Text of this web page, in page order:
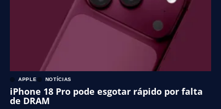
APPLE NOTÍCIAS
iPhone 18 Pro pode esgotar rápido por falta
de DRAM